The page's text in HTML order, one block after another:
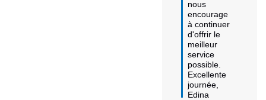
nous
encourage
à continuer
d'offrir le
meilleur
service
possible.
Excellente
journée,
Edina